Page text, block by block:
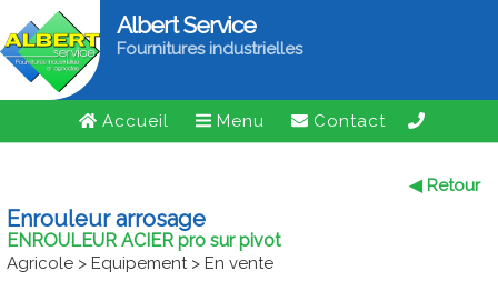
Albert Service
Fournitures industrielles
Accueil Menu Contact
◀ Retour
Enrouleur arrosage
ENROULEUR ACIER pro sur pivot
Agricole > Equipement > En vente